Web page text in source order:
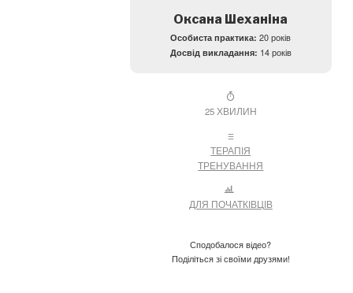
Оксана Шеханіна
Особиста практика: 20 років
Досвід викладання: 14 років
25 ХВИЛИН
ТЕРАПІЯ
ТРЕНУВАННЯ
ДЛЯ ПОЧАТКІВЦІВ
Сподобалося відео?
Поділіться зі своїми друзями!